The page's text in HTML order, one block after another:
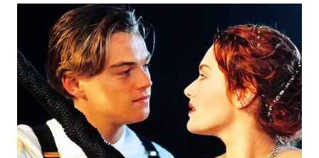
MALUT
DAIRI
WN
DANAU
TOBA